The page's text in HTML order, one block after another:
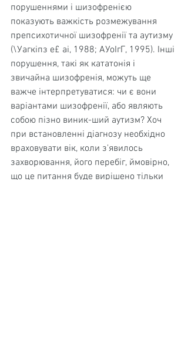
порушеннями і шизофрені­єю
показують важкість розмежування
препсихотичної шизофренії та аутизму
(\Уагкіпз е£ аі, 1988; АУоІгГ, 1995). Інші
порушення, такі як кататонія і
звичайна шизофре­нія, можуть ще
важче інтерпретуватися: чи є вони
варі­антами шизофренії, або являють
собою пізно виник-ший аутизм? Хоч
при встановленні діагнозу необхідно
враховувати вік, коли з'явилось
захворювання, його пе­ребіг, ймовірно,
що це питання буде вирішено тільки